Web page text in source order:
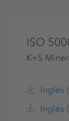
ISO
K+S
Inglés (
Inglés (